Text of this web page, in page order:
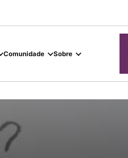
Comunidade Sobre